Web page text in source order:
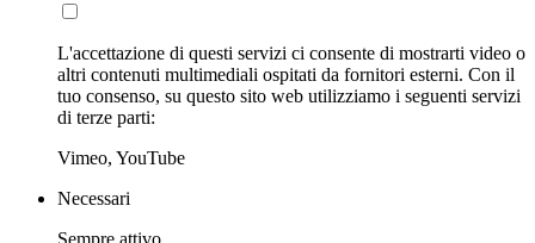
L'accettazione di questi servizi ci consente di mostrarti video o
altri contenuti multimediali ospitati da fornitori esterni. Con il
tuo consenso, su questo sito web utilizziamo i seguenti servizi
di terze parti:
Vimeo, YouTube
Necessari
Sempre attivo